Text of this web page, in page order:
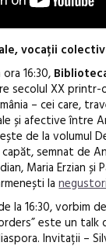
vocații
16:30,
secolul XX
– cei care,
și afective între
de la volumul
semnat de
Maria Erzian și
la
la 16:30, vorbim
este un talk
Invitații –